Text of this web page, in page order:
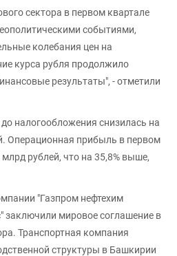
сектора в первом квартале
событиями,
колебания цен на
курса рубля продолжило
результаты", - отметили
налогообложения снизилась на
Операционная прибыль в первом
рублей, что на 35,8% выше,
"Газпром нефтехим
заключили мировое соглашение в
Транспортная компания
структуры в Башкирии